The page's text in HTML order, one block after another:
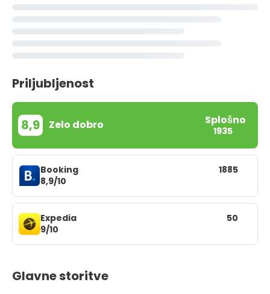
Priljubljenost
8,9 Zelo dobro Splošno
1935
Booking
8,9/10
1885
Expedia
9/10
50
Glavne storitve